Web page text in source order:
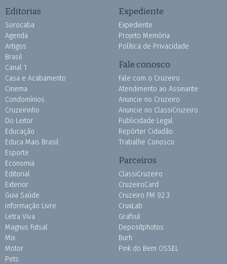
Editorias
Sorocaba
Agenda
Artigos
Brasil
Canal 1
Casa e Acabamento
Cinema
Condomínios
Cruzeirinho
Do Leitor
Educação
Educa Mais Brasil
Esporte
Economia
Editorial
Exterior
Guia Saúde
Informação Livre
Letra Viva
Magnus Futsal
Mix
Motor
Pets
Expediente
Expediente
Projeto Memória
Política de Privacidade
Fale conosco
Fale com o Cruzeiro
Atendimento ao Assinante
Anuncie no Cruzeiro
Anuncie no ClassiCruzeiro
Publicidade Legal
Repórter Cidadão
Trabalhe Conosco
Parceiros
ClassiCruzeiro
CruzeiroCard
Cruzeiro FM 92.3
CruxLab
Grafsul
Depositphotos
Burh
Pink do Bem OSSEL